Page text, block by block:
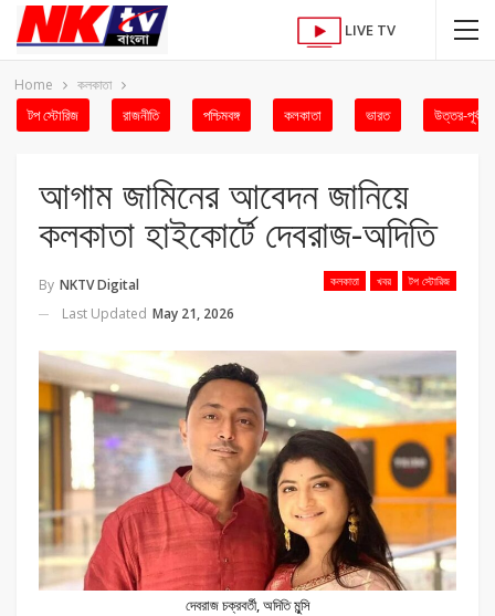
LIVE TV
Home কলকাতা
টপ স্টোরিজ রাজনীতি পশ্চিমবঙ্গ কলকাতা ভারত উত্তর-পূর্ব
আগাম জামিনের আবেদন জানিয়ে
কলকাতা হাইকোর্টে দেবরাজ-অদিতি
কলকাতা খবর টপ স্টোরিজ
By NKTV Digital
Last Updated May 21, 2026
দেবরাজ চক্রবর্তী, অদিতি মুন্সি